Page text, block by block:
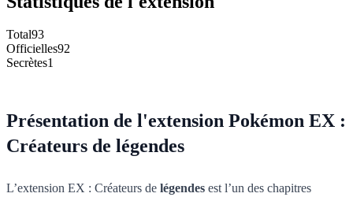
Total93
Officielles92
Secrètes1
Présentation de l'extension Pokémon EX :
Créateurs de légendes
L’extension EX : Créateurs de légendes est l’un des chapitres